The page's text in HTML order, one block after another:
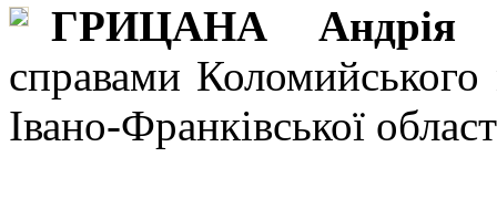
ГРИЦАНА Андрія
справами Коломийського
Івано-Франківської